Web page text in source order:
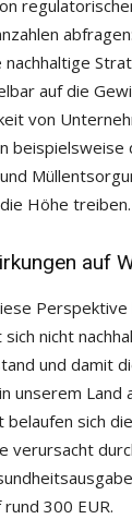
nachhaltige
auf die
von
Höhe treiben.
auf
nicht
und damit
unserem Land
sich
verursacht
300 EUR.